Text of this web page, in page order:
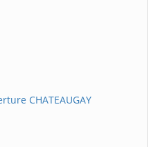
CHATEAUGAY